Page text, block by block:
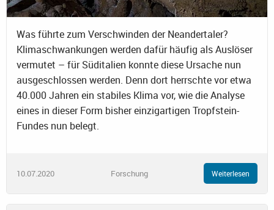
Was führte zum Verschwinden der Neandertaler?
Klimaschwankungen werden dafür häufig als Auslöser
vermutet – für Süditalien konnte diese Ursache nun
ausgeschlossen werden. Denn dort herrschte vor etwa
40.000 Jahren ein stabiles Klima vor, wie die Analyse
eines in dieser Form bisher einzigartigen Tropfstein-
Fundes nun belegt.
10.07.2020 Forschung Weiterlesen